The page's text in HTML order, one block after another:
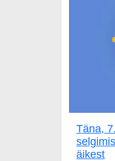
Täna,
äikest